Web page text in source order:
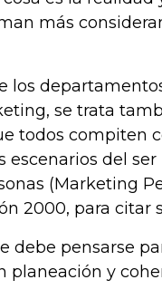
más
los
se trata
todos compiten
del ser
(Marketing
2000, para citar
debe pensarse
planeación y